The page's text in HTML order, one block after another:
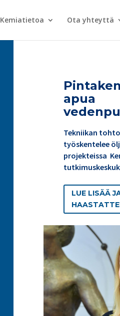
Kemiatietoa Ota yhteyttä
apua
Tekniikan
työskentelee
projekteissa
LUE LISÄÄ